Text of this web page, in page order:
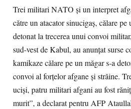
Trei militari NATO şi un interpret
către un atacator sinucigaş, călare pe
detonat la trecerea unui convoi
sud-vest de Kabul, au anunţat surse
kamikaze călare pe un măgar s-a
convoi al forţelor afgane şi străine.
ucişi, patru militari afgani au fost
murit”, a declarat pentru AFP